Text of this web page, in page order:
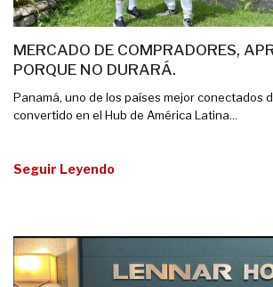
MERCADO DE COMPRADORES,
PORQUE NO DURARÁ.
Panamá, uno de los países mejor conectados
convertido en el Hub de América Latina...
Seguir Leyendo